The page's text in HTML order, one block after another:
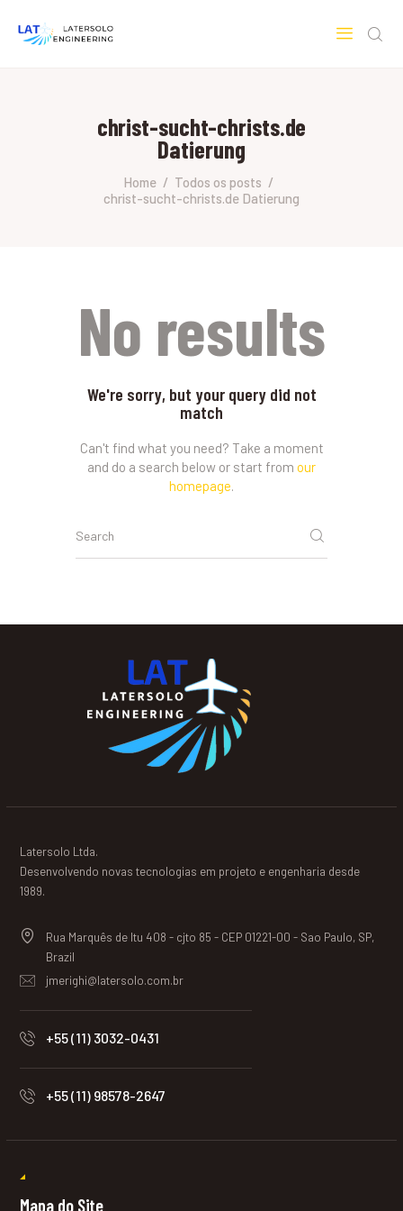
christ-sucht-christs.de
Datierung
Home
Todos os posts
christ-sucht-christs.de Datierung
HOME
SOBRE A LATERSOLO
ENGINEERING
MERCADOS & SERVIÇOS
No results
We're sorry, but your query did not
match
Can't find what you need? Take a moment
and do a search below or start from our
homepage.
Latersolo Ltda.
Desenvolvendo novas tecnologias em projeto e engenharia desde
1989.
Rua Marquês de Itu 408 - cjto 85 - CEP 01221-00 - Sao Paulo, SP,
Brazil
jmerighi@latersolo.com.br
+55 (11) 3032-0431
+55 (11) 98578-2647
Mapa do Site